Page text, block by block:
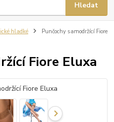
Hledat
hladké
Punčochy samodržící Fiore
Fiore Eluxa